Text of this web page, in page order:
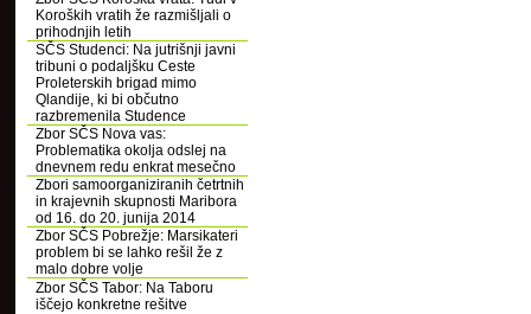
Koroških vratih že razmišljali o
prihodnjih letih
SČS Studenci: Na jutrišnji javni
tribuni o podaljšku Ceste
Proleterskih brigad mimo
Qlandije, ki bi občutno
razbremenila Studence
Zbor SČS Nova vas:
Problematika okolja odslej na
dnevnem redu enkrat mesečno
Zbori samoorganiziranih četrtnih
in krajevnih skupnosti Maribora
od 16. do 20. junija 2014
Zbor SČS Pobrežje: Marsikateri
problem bi se lahko rešil že z
malo dobre volje
Zbor SČS Tabor: Na Taboru
iščejo konkretne rešitve